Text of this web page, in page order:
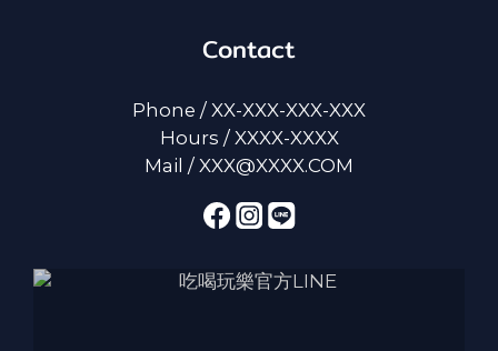
Contact
Phone / XX-XXX-XXX-XXX
Hours / XXXX-XXXX
Mail / XXX@XXXX.COM